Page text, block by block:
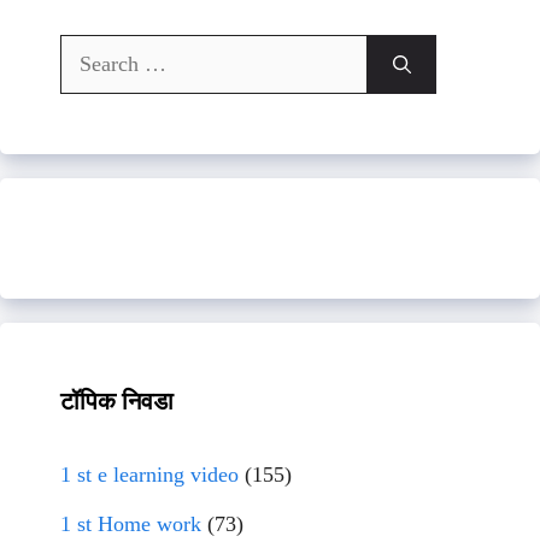
Search
for:
टॉपिक निवडा
1 st e learning video (155)
1 st Home work (73)